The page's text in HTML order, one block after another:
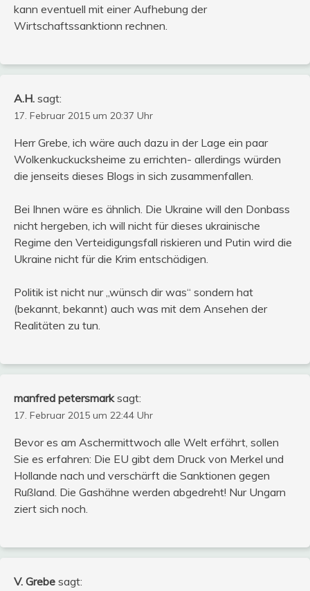
kann eventuell mit einer Aufhebung der
Wirtschaftssanktionn rechnen.
A.H. sagt:
17. Februar 2015 um 20:37 Uhr
Herr Grebe, ich wäre auch dazu in der Lage ein paar
Wolkenkuckucksheime zu errichten- allerdings würden
die jenseits dieses Blogs in sich zusammenfallen.
Bei Ihnen wäre es ähnlich. Die Ukraine will den Donbass
nicht hergeben, ich will nicht für dieses ukrainische
Regime den Verteidigungsfall riskieren und Putin wird die
Ukraine nicht für die Krim entschädigen.
Politik ist nicht nur „wünsch dir was“ sondern hat
(bekannt, bekannt) auch was mit dem Ansehen der
Realitäten zu tun.
manfred petersmark sagt:
17. Februar 2015 um 22:44 Uhr
Bevor es am Aschermittwoch alle Welt erfährt, sollen
Sie es erfahren: Die EU gibt dem Druck von Merkel und
Hollande nach und verschärft die Sanktionen gegen
Rußland. Die Gashähne werden abgedreht! Nur Ungarn
ziert sich noch.
V. Grebe sagt: